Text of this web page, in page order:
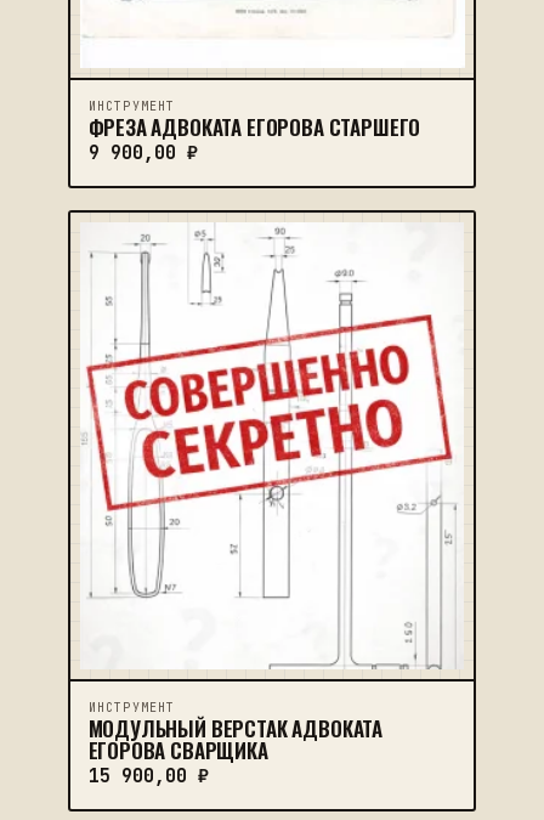
ИНСТРУМЕНТ
ФРЕЗА АДВОКАТА ЕГОРОВА СТАРШЕГО
9 900,00 ₽
ИНСТРУМЕНТ
МОДУЛЬНЫЙ ВЕРСТАК АДВОКАТА
ЕГОРОВА СВАРЩИКА
15 900,00 ₽